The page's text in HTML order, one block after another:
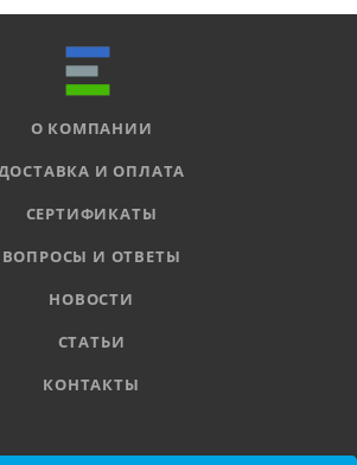
О КОМПАНИИ
И ОПЛАТА
СЕРТИФИКАТЫ
ВОПРОСЫ И ОТВЕТЫ
НОВОСТИ
СТАТЬИ
КОНТАКТЫ